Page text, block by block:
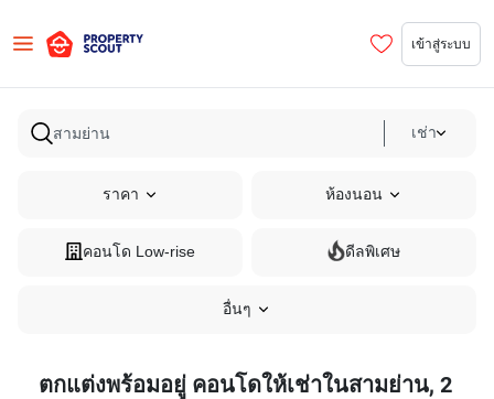
เข้าสู่ระบบ
เช่า
ราคา ห้องนอน
คอนโด Low-rise ดีลพิเศษ
อื่นๆ
ตกแต่งพร้อมอยู่ คอนโดให้เช่าในสามย่าน, 2